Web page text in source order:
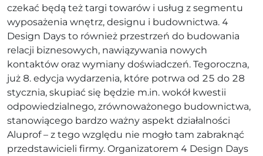
czekać będą też targi towarów i usług z segmentu
wyposażenia wnętrz, designu i budownictwa. 4
Design Days to również przestrzeń do budowania
relacji biznesowych, nawiązywania nowych
kontaktów oraz wymiany doświadczeń. Tegoroczna,
już 8. edycja wydarzenia, które potrwa od 25 do 28
stycznia, skupiać się będzie m.in. wokół kwestii
odpowiedzialnego, zrównoważonego budownictwa,
stanowiącego bardzo ważny aspekt działalności
Aluprof – z tego względu nie mogło tam zabraknąć
przedstawicieli firmy. Organizatorem 4 Design Days